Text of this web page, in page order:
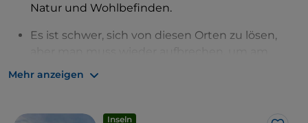
Natur und Wohlbefinden.
Es ist schwer, sich von diesen Orten zu lösen,
späten Nachmittag in Milazzo anzukommen.
Mehr anzeigen
Inseln